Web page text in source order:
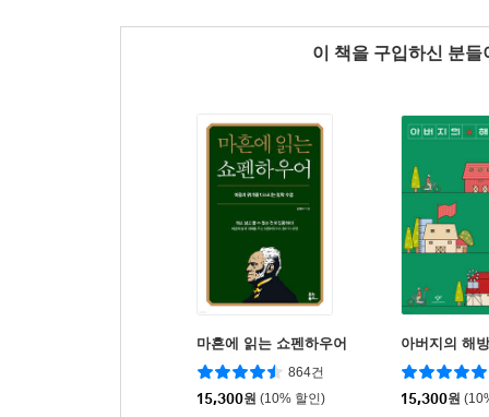
이 책을 구입하신 분
마흔에 읽는 쇼펜하우어
864건
15,300원 (10% 할인)
아버지의 해
15,300원